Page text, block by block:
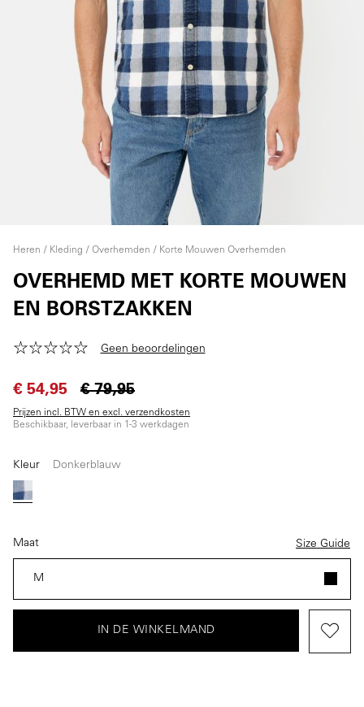
Heren Kleding Overhemden Korte Mouwen Overhemden
OVERHEMD MET KORTE MOUWEN
EN BORSTZAKKEN
Geen beoordelingen
€ 54,95 € 79,95
Prijzen incl. BTW en excl. verzendkosten
Beschikbaar, leverbaar in 1-3 werkdagen
Kleur Donkerblauw
Donkerblauw
Maat Size Guide
M
IN DE WINKELMAND